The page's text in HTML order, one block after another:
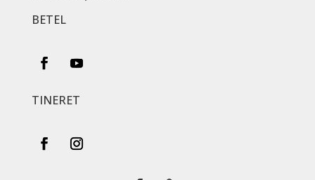
BETEL
TINERET